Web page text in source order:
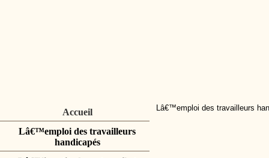
Accueil
Lâ€™emploi des travailleurs
handicapés
Lâ€™emploi des travailleurs